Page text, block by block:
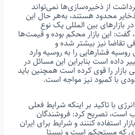
از ذخیره‌سازی‌ها نمی‌تواند
محدود هستند، به‌هر حال این
بین المللی یک نوع
گفت: این بازار محکم بوده و قیمت‌ها
تقاضا نیز بیشتر شده و
فشارهایی را به روسیه وارد
داده است بنابراین این مسائل در
بازار را قوی کرده است همچنین باید
با کمبود نیز مواجه است.
با تاکید بر اینکه شرایط فعلی
است، تصریح کرد: فروشندگان
استفاده کننند و شرایط برای ایران
که مستحکم است و نسبتا